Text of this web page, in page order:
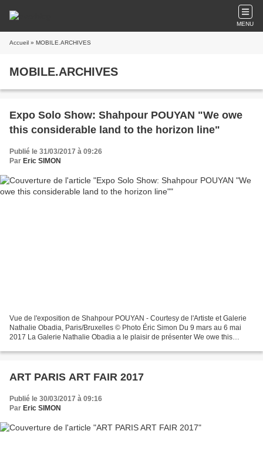
MENU
Accueil » MOBILE.ARCHIVES
MOBILE.ARCHIVES
Expo Solo Show: Shahpour POUYAN "We owe
this considerable land to the horizon line"
Publié le 31/03/2017 à 09:26
Par Eric SIMON
Vue de l'exposition de Shahpour POUYAN - Courtesy de l'Artiste et Galerie
Nathalie Obadia, Paris/Bruxelles © Photo Éric Simon Du 9 mars au 6 mai
2017 La Galerie Nathalie Obadia a le plaisir de présenter We owe this
ART PARIS ART FAIR 2017
Publié le 30/03/2017 à 09:16
Par Eric SIMON